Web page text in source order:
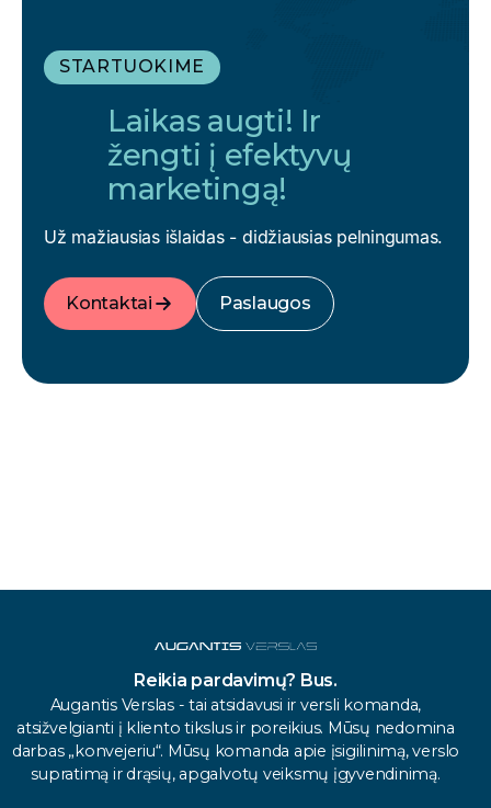
STARTUOKIME
Laikas augti! Ir
žengti į efektyvų
marketingą!
Už mažiausias išlaidas - didžiausias pelningumas.
Kontaktai Paslaugos
Reikia pardavimų? Bus.
Augantis Verslas - tai atsidavusi ir versli komanda,
atsižvelgianti į kliento tikslus ir poreikius. Mūsų nedomina
darbas „konvejeriu“. Mūsų komanda apie įsigilinimą, verslo
supratimą ir drąsių, apgalvotų veiksmų įgyvendinimą.